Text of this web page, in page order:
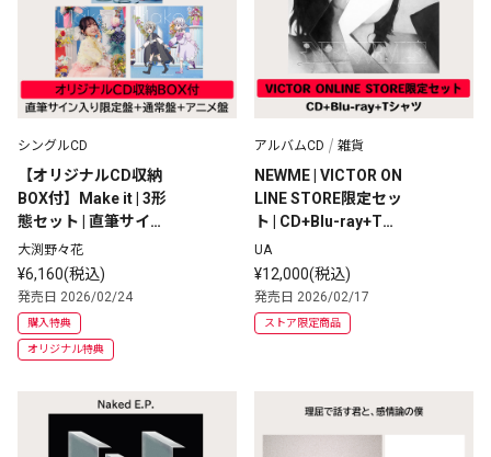
シングルCD
【オリジナルCD収納
BOX付】Make it | 3形
態セット | 直筆サイン
入り限定盤+通常盤
+アニメ盤
大渕野々花
¥6,160(税込)
発売日 2026/02/24
購入特典
オリジナル特典
アルバムCD 雑貨
NEWME | VICTOR ON
LINE STORE限定セッ
ト | CD+Blu-ray+Tシ
ャツ
UA
¥12,000(税込)
発売日 2026/02/17
ストア限定商品